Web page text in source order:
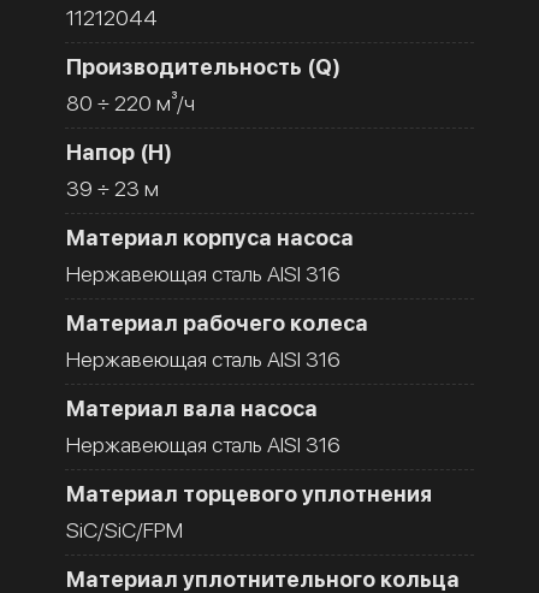
11212044
Производительность (Q)
80 ÷ 220 м³/ч
Напор (H)
39 ÷ 23 м
Материал корпуса насоса
Нержавеющая сталь AISI 316
Материал рабочего колеса
Нержавеющая сталь AISI 316
Материал вала насоса
Нержавеющая сталь AISI 316
Материал торцевого уплотнения
SiC/SiC/FPM
Материал уплотнительного кольца